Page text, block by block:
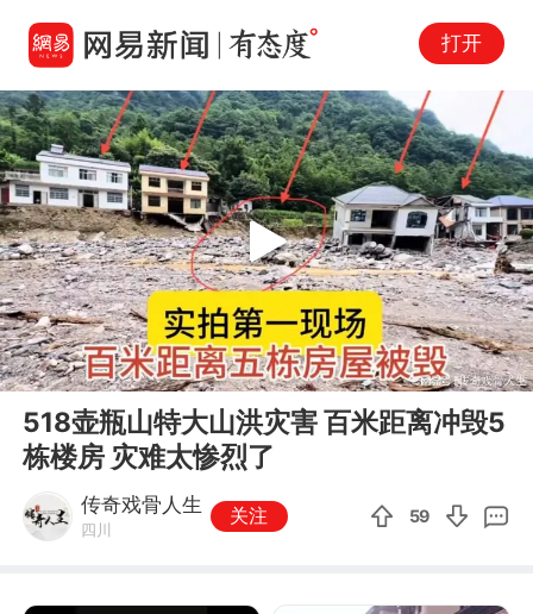
打开
00:00 05:14
Play
518壶瓶山特大山洪灾害 百米距离冲毁5
栋楼房 灾难太惨烈了
传奇戏骨人生
四川
关注 59